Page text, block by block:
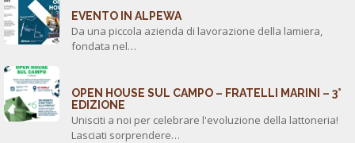
EVENTO IN ALPEWA
Da una piccola azienda di lavorazione della lamiera,
fondata nel…
OPEN HOUSE SUL CAMPO – FRATELLI MARINI – 3°
EDIZIONE
Unisciti a noi per celebrare l'evoluzione della lattoneria!
Lasciati sorprendere…